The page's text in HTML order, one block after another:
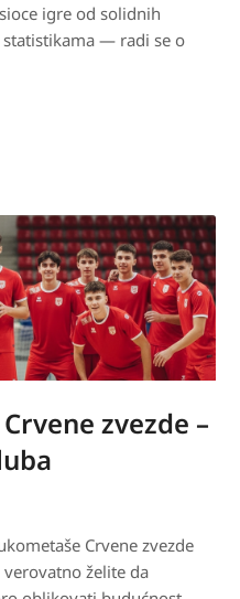
igre od solidnih
statistikama — radi se o
zvezde –
Crvene zvezde
želite da